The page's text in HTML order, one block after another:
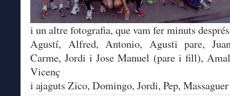
i un altre fotografia, que vam fer minuts
Agustí, Alfred, Antonio, Agusti pare,
Carme, Jordi i Jose Manuel (pare i fill),
Vicenç
i ajaguts Zico, Domingo, Jordi, Pep, Massaguer